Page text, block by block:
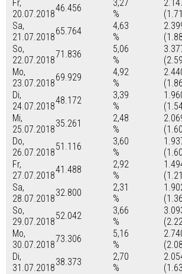
Fr,
20.07.2018
46.456
3,27
%
Sa,
21.07.2018
65.764
4,63
%
So,
22.07.2018
71.836
5,06
%
Mo,
23.07.2018
69.929
4,92
%
Di,
24.07.2018
48.172
3,39
%
Mi,
25.07.2018
35.261
2,48
%
Do,
26.07.2018
51.116
3,60
%
Fr,
27.07.2018
41.488
2,92
%
Sa,
28.07.2018
32.800
2,31
%
So,
29.07.2018
52.042
3,66
%
Mo,
30.07.2018
73.306
5,16
%
Di,
31.07.2018
38.373
2,70
%